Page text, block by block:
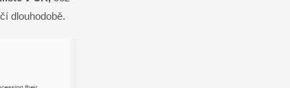
dlouhodobě.